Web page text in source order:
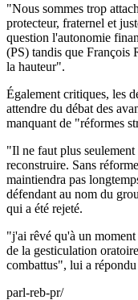
"Nous sommes trop
protecteur, fraternel et
question l'autonomie
(PS) tandis que François
la hauteur".
Également critiques, les
attendre du débat des
manquant de "réformes
"Il ne faut plus
reconstruire. Sans
maintiendra pas
défendant au nom du
qui a été rejeté.
"j'ai rêvé qu'à un
de la gesticulation
combattus", lui a
parl-reb-pr/